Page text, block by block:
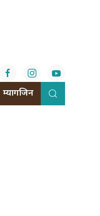
म्यागजिन